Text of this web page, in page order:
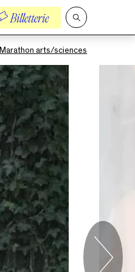
Billetterie
Ouvrir
la
recherche
Marathon arts/sciences